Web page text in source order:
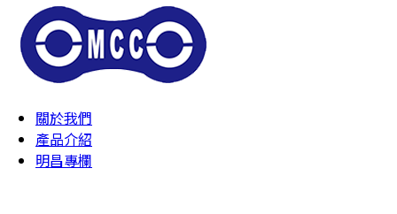
關於我們
產品介紹
明昌專欄